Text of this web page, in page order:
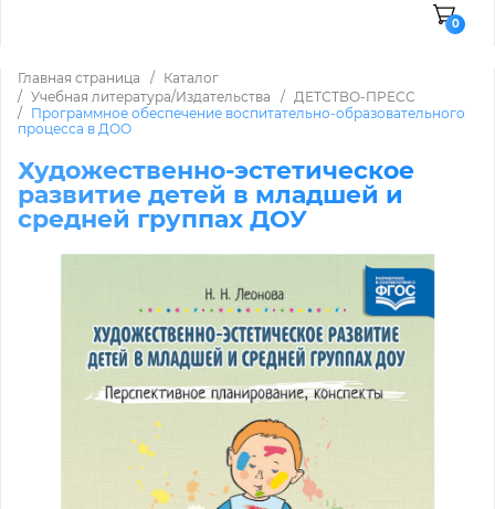
0
Главная страница
Каталог
Учебная литература/Издательства
ДЕТСТВО-ПРЕСС
Программное обеспечение воспитательно-образовательного
процесса в ДОО
Художественно-эстетическое
развитие детей в младшей и
средней группах ДОУ